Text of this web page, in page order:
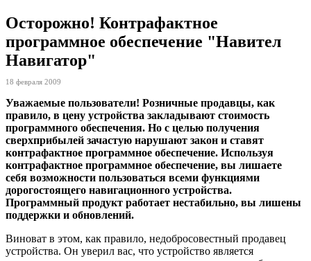
Осторожно! Контрафактное
программное обеспечение "Навител
Навигатор"
18 февраля 2009
Уважаемые пользователи! Розничные продавцы, как
правило, в цену устройства закладывают стоимость
программного обеспечения. Но с целью получения
сверхприбылей зачастую нарушают закон и ставят
контрафактное программное обеспечение. Используя
контрафактное программное обеспечение, вы лишаете
себя возможности пользоваться всеми функциями
дорогостоящего навигационного устройства.
Программный продукт работает нестабильно, вы лишены
поддержки и обновлений.
Виноват в этом, как правило, недобросовестный продавец
устройства. Он уверил вас, что устройство является